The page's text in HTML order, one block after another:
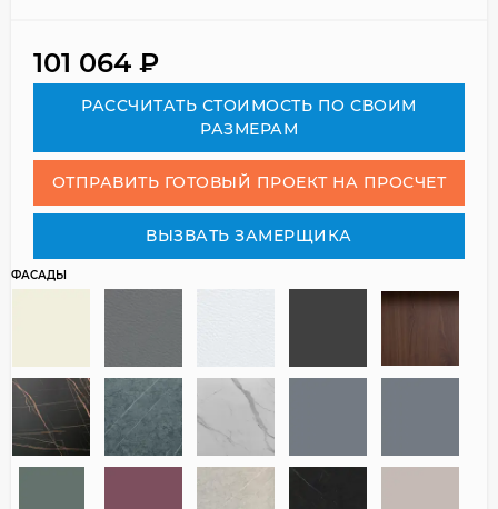
101 064 ₽
РАСCЧИТАТЬ СТОИМОСТЬ ПО СВОИМ
РАЗМЕРАМ
ОТПРАВИТЬ ГОТОВЫЙ ПРОЕКТ НА ПРОСЧЕТ
ВЫЗВАТЬ ЗАМЕРЩИКА
ФАСАДЫ